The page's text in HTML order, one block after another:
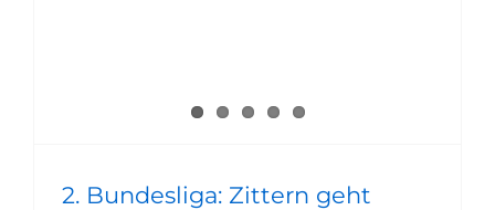
2. Bundesliga: Zittern geht